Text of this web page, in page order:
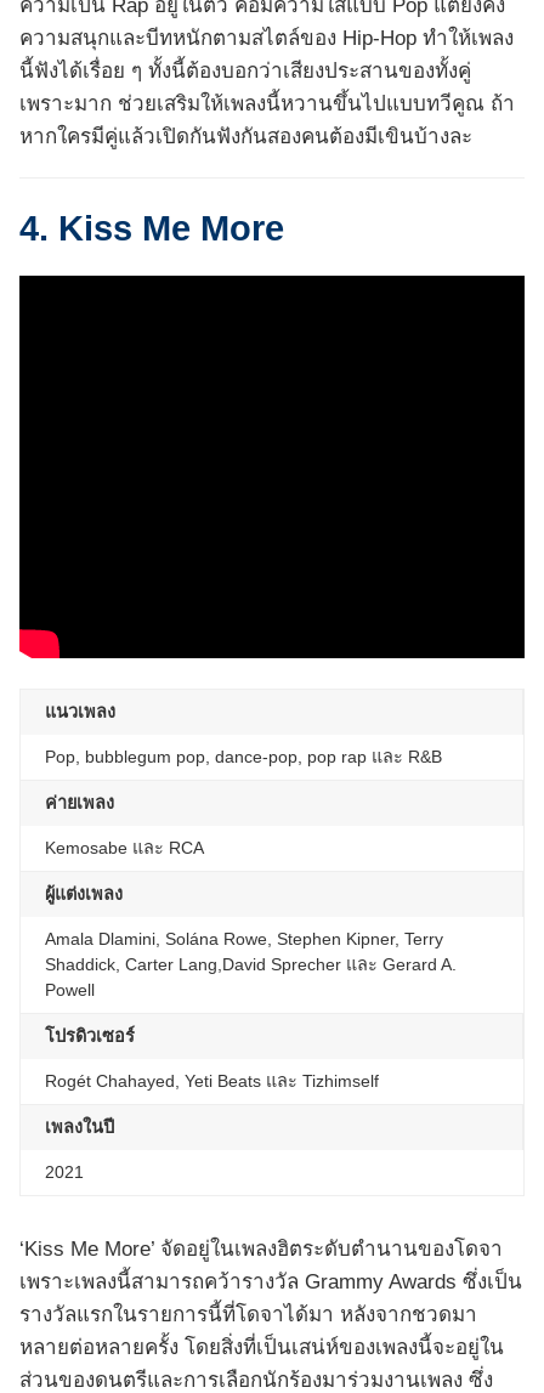
ความเป็น Rap อยู่ในตัว คือมีความใสแบบ Pop แต่ยังคง
ความสนุกและบีทหนักตามสไตล์ของ Hip-Hop ทำให้เพลง
นี้ฟังได้เรื่อย ๆ ทั้งนี้ต้องบอกว่าเสียงประสานของทั้งคู่
เพราะมาก ช่วยเสริมให้เพลงนี้หวานขึ้นไปแบบทวีคูณ ถ้า
หากใครมีคู่แล้วเปิดกันฟังกันสองคนต้องมีเขินบ้างละ
4. Kiss Me More
แนวเพลง
Pop, bubblegum pop, dance-pop, pop rap และ R&B
ค่ายเพลง
Kemosabe และ RCA
ผู้แต่งเพลง
Amala Dlamini, Solána Rowe, Stephen Kipner, Terry
Shaddick, Carter Lang,David Sprecher และ Gerard A.
Powell
โปรดิวเซอร์
Rogét Chahayed, Yeti Beats และ Tizhimself
เพลงในปี
2021
‘Kiss Me More’ จัดอยู่ในเพลงฮิตระดับตำนานของโดจา
เพราะเพลงนี้สามารถคว้ารางวัล Grammy Awards ซึ่งเป็น
รางวัลแรกในรายการนี้ที่โดจาได้มา หลังจากชวดมา
หลายต่อหลายครั้ง โดยสิ่งที่เป็นเสน่ห์ของเพลงนี้จะอยู่ใน
ส่วนของดนตรีและการเลือกนักร้องมาร่วมงานเพลง ซึ่ง